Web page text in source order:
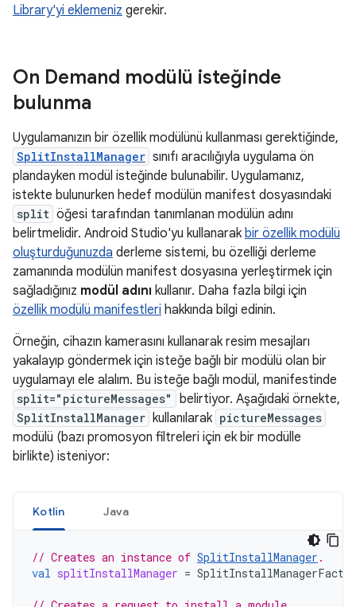
Library'yi eklemeniz gerekir.
On Demand modülü isteğinde
bulunma
Uygulamanızın bir özellik modülünü kullanması gerektiğinde,
SplitInstallManager sınıfı aracılığıyla uygulama ön
plandayken modül isteğinde bulunabilir. Uygulamanız,
istekte bulunurken hedef modülün manifest dosyasındaki
split öğesi tarafından tanımlanan modülün adını
belirtmelidir. Android Studio'yu kullanarak bir özellik modülü
oluşturduğunuzda derleme sistemi, bu özelliği derleme
zamanında modülün manifest dosyasına yerleştirmek için
sağladığınız modül adını kullanır. Daha fazla bilgi için
özellik modülü manifestleri hakkında bilgi edinin.
Örneğin, cihazın kamerasını kullanarak resim mesajları
yakalayıp göndermek için isteğe bağlı bir modülü olan bir
uygulamayı ele alalım. Bu isteğe bağlı modül, manifestinde
split="pictureMessages" belirtiyor. Aşağıdaki örnekte,
SplitInstallManager kullanılarak pictureMessages
modülü (bazı promosyon filtreleri için ek bir modülle
birlikte) isteniyor:
Kotlin Java
// Creates an instance of SplitInstallManager .
val splitInstallManager =